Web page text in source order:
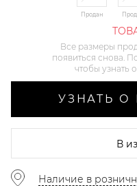
Продан
Все размеры
появиться снова.
чтобы узнать
УЗНАТЬ О
В
Наличие в